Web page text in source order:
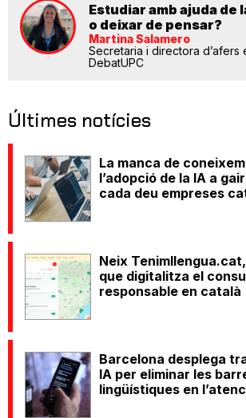
Estudiar amb ajuda de
o deixar de pensar?
Martina Salamero
Secretaria i directora d’afers
DebatUPC
Últimes notícies
La manca de
l’adopció de la IA a
cada deu empreses
Neix
que digitalitza el
responsable en català
Barcelona desplega
IA per eliminar les
lingüístiques en